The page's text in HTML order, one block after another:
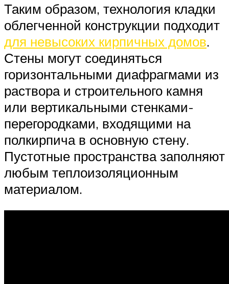
Таким образом, технология кладки
облегченной конструкции подходит
для невысоких кирпичных домов.
Стены могут соединяться
горизонтальными диафрагмами из
раствора и строительного камня
или вертикальными стенками-
перегородками, входящими на
полкирпича в основную стену.
Пустотные пространства заполняют
любым теплоизоляционным
материалом.